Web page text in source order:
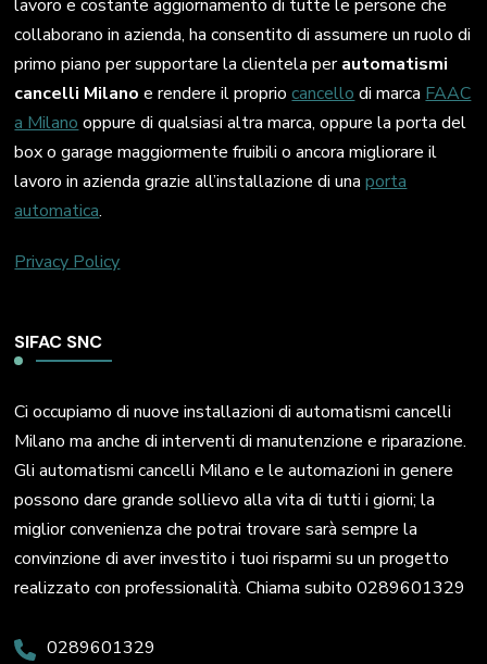
lavoro e costante aggiornamento di tutte le persone che
collaborano in azienda, ha consentito di assumere un ruolo di
primo piano per supportare la clientela perautomatismi
cancelli Milano e rendere il propriocancello di marca FAAC
a Milano oppure di qualsiasi altra marca, oppure la porta del
box o garage maggiormente fruibili o ancora migliorare il
lavoro in azienda grazie all’installazione di unaporta
automatica.
Privacy Policy
SIFAC SNC
Ci occupiamo di nuove installazioni di automatismi cancelli
Milano ma anche di interventi di manutenzione e riparazione.
Gli automatismi cancelli Milano e le automazioni in genere
possono dare grande sollievo alla vita di tutti i giorni; la
miglior convenienza che potrai trovare sarà sempre la
convinzione di aver investito i tuoi risparmi su un progetto
realizzato con professionalità. Chiama subito 0289601329
0289601329